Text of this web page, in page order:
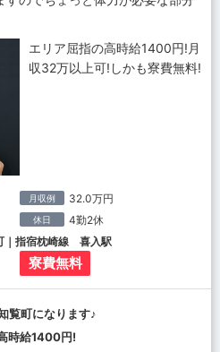
エリア屈指の高時給1400円!月
収32万以上可!しかも寮費無料!
月収例 32.0万円
休日 4勤2休
｜指宿枕崎線 喜入駅
寮費無料
覧町になります♪
時給1400円!